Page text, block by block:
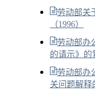
劳动部关
（1996）
劳动部办
的请示》的
劳动部办
关问题解释